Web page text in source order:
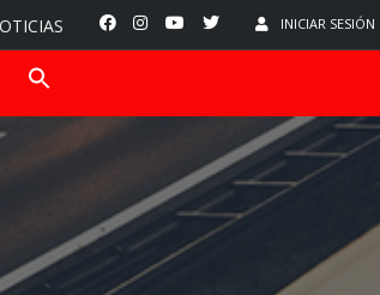
INICIAR SESIÓN